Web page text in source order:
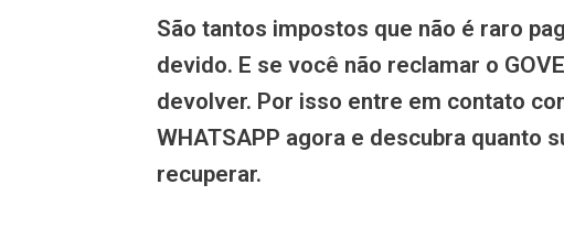
São tantos impostos que não é raro
devido. E se você não reclamar o
devolver. Por isso entre em contato
WHATSAPP agora e descubra quanto
recuperar.